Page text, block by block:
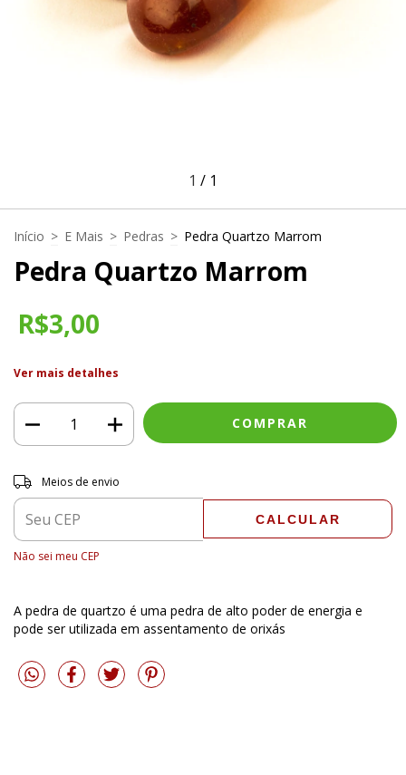
1 / 1
Início > E Mais > Pedras > Pedra Quartzo Marrom
Pedra Quartzo Marrom
R$3,00
Ver mais detalhes
Entregas para o CEP:
Meios de envio
CALCULAR
Não sei meu CEP
A pedra de quartzo é uma pedra de alto poder de energia e
pode ser utilizada em assentamento de orixás